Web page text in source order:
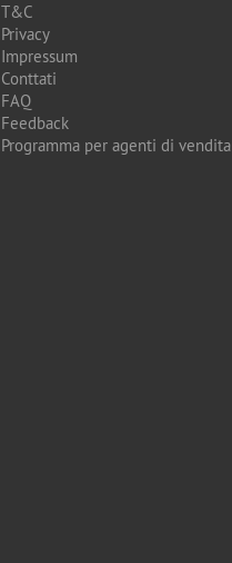
T&C
Privacy
Impressum
Conttati
FAQ
Feedback
Programma per agenti di vendita